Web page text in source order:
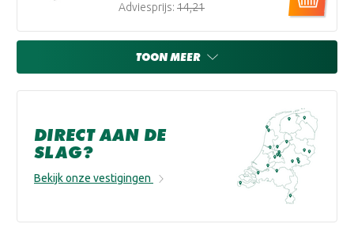
Adviesprijs: €14,21
TOON MEER
DIRECT AAN DE
SLAG?
Bekijk onze vestigingen